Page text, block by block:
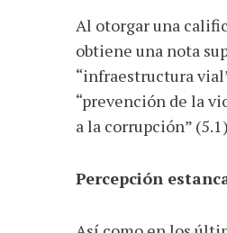
Al otorgar una
obtiene una nota
“infraestructura
“prevención de la
a la corrupción”
Percepción